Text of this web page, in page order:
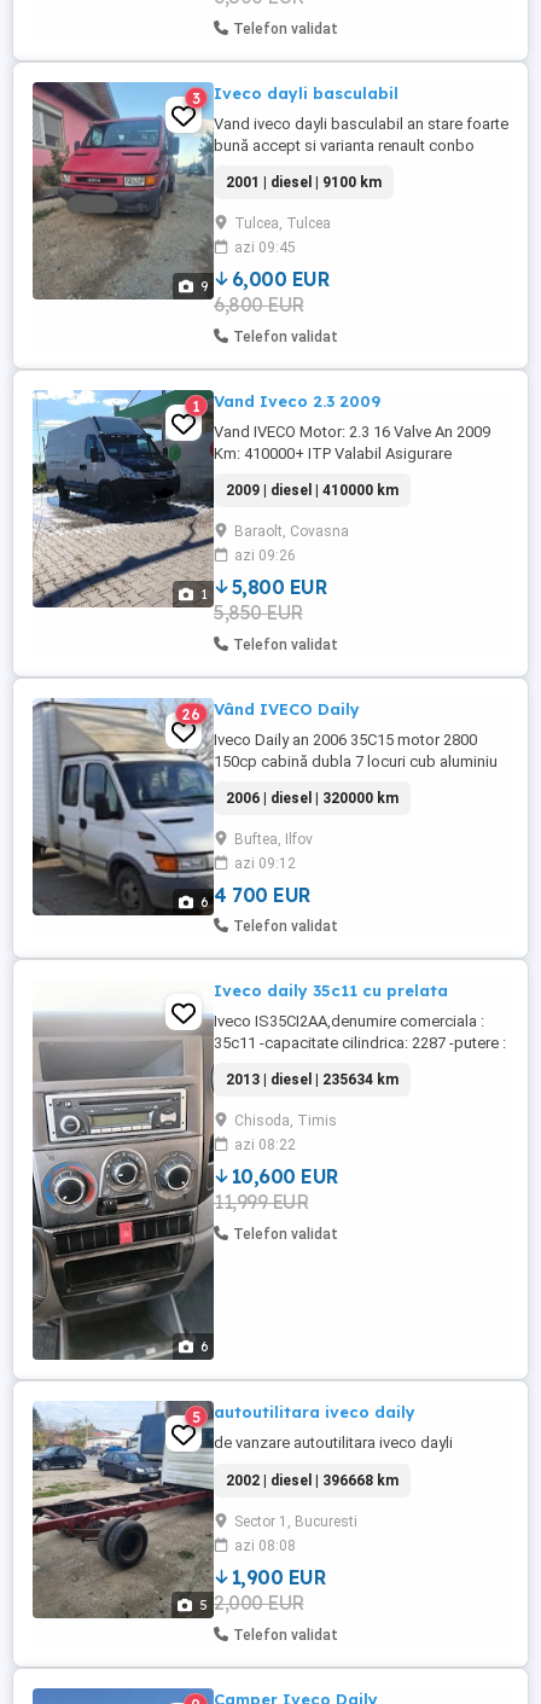
Telefon validat
9
3 Iveco dayli basculabil
Vand iveco dayli basculabil an stare foarte
bună accept si varianta renault conbo
2001 | diesel | 9100 km
Tulcea, Tulcea
azi 09:45
6,000 EUR
6,800 EUR
Telefon validat
1
1 Vand Iveco 2.3 2009
Vand IVECO Motor: 2.3 16 Valve An 2009
Km: 410000+ ITP Valabil Asigurare
bara noi Pivoti fata noi Bucse fata noi
Schimb ulei facut acum Schimb ulei cutie
schimbat acum Faruri LED omologate
Cardan fara nicio problema Stergatoare
noi VALEO Statie radio inclusa Ofer ...
2009 | diesel | 410000 km
Baraolt, Covasna
azi 09:26
5,800 EUR
5,850 EUR
Telefon validat
6
26 Vând IVECO Daily
Iveco Daily an 2006 35C15 motor 2800
150cp cabină dubla 7 locuri cub aluminiu
faruri oglinzi electrice încălzite geamuri
electrice telefon
2006 | diesel | 320000 km
Buftea, Ilfov
azi 09:12
4 700 EUR
Telefon validat
6
Iveco daily 35c11 cu prelata
Iveco IS35CI2AA,denumire comerciala :
35c11 -capacitate cilindrica: 2287 -putere :
rezervor :70 L -locuri 3 -tractiune pe spate
Geamuri electrice ,oglinzi electrice Masina
este detinuta de persoana juridica. Mai
multe detalii la Nr de tel:
2013 | diesel | 235634 km
Chisoda, Timis
azi 08:22
10,600 EUR
11,999 EUR
Telefon validat
5
5 autoutilitara iveco daily
de vanzare autoutilitara iveco dayli
2002 | diesel | 396668 km
Sector 1, Bucuresti
azi 08:08
1,900 EUR
2,000 EUR
Telefon validat
Camper Iveco Daily